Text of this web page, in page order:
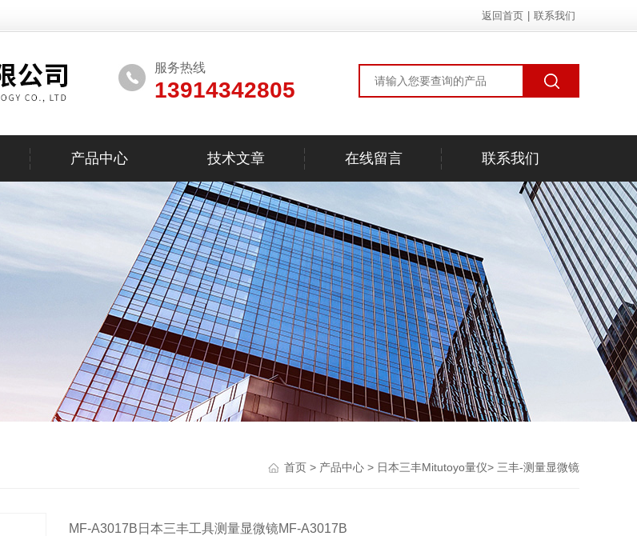
返回首页 联系我们
服务热线
13914342805
产品中心 技术文章 在线留言 联系我们
首页 > 产品中心 > 日本三丰Mitutoyo量仪> 三丰-测量显微镜
MF-A3017B日本三丰工具测量显微镜MF-A3017B